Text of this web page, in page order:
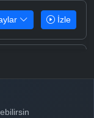
İzle